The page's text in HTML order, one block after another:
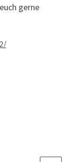
gerne